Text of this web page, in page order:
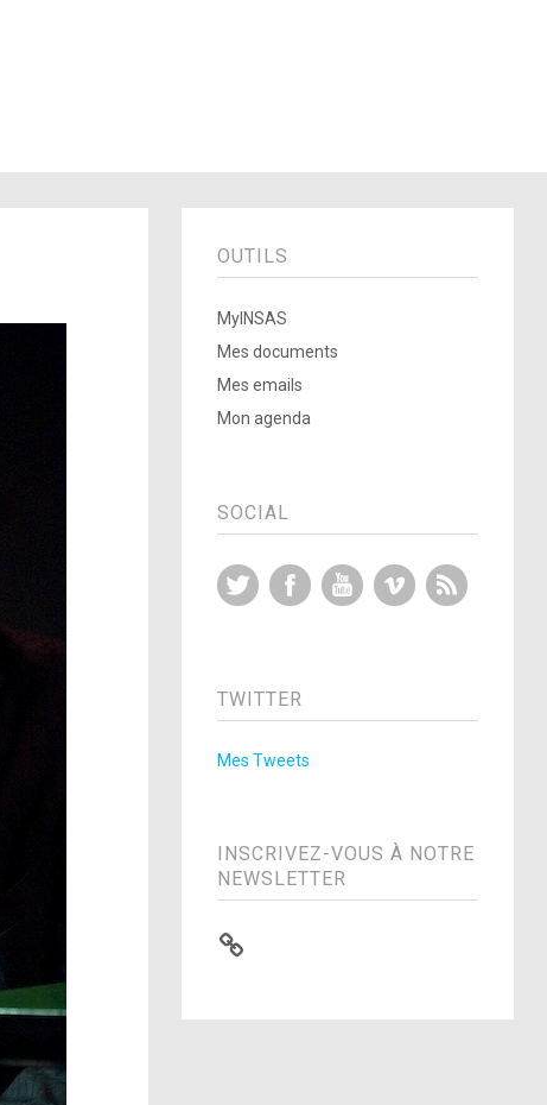
OUTILS
MyINSAS
Mes documents
Mes emails
Mon agenda
SOCIAL
Twitter FacebookYouTubeVimeo
TWITTER
Mes Tweets
INSCRIVEZ-VOUS À NOTRE
NEWSLETTER